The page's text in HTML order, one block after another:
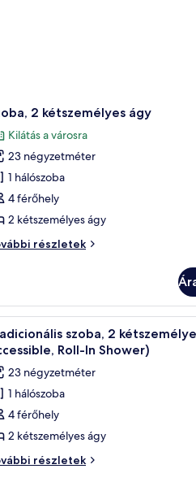
2 kétszemélyes ágy
Kilátás a városra
23 négyzetméter
1 hálószoba
4 férőhely
2 kétszemélyes ágy
részletek
és kilátás nyílik a városra.
televízióval, és kilátással a városra.Egy
1
szoba, 2
Roll-In Shower)
23 négyzetméter
1 hálószoba
4 férőhely
2 kétszemélyes ágy
részletek